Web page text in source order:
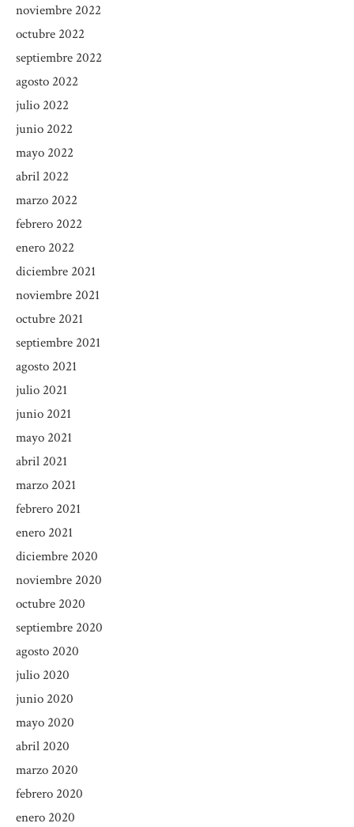
noviembre 2022
octubre 2022
septiembre 2022
agosto 2022
julio 2022
junio 2022
mayo 2022
abril 2022
marzo 2022
febrero 2022
enero 2022
diciembre 2021
noviembre 2021
octubre 2021
septiembre 2021
agosto 2021
julio 2021
junio 2021
mayo 2021
abril 2021
marzo 2021
febrero 2021
enero 2021
diciembre 2020
noviembre 2020
octubre 2020
septiembre 2020
agosto 2020
julio 2020
junio 2020
mayo 2020
abril 2020
marzo 2020
febrero 2020
enero 2020